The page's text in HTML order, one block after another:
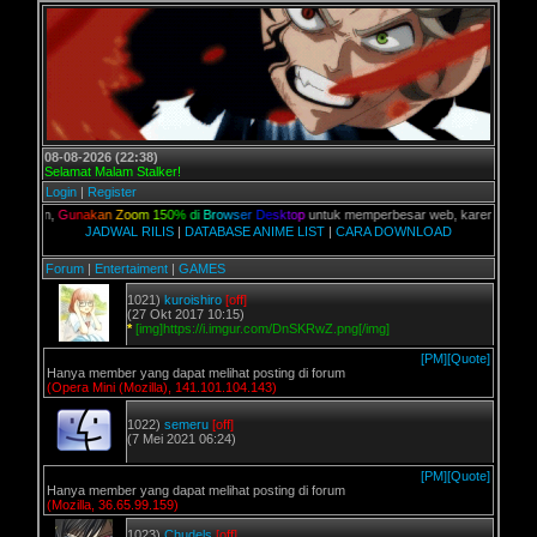
08-08-2026 (22:38)
Selamat Malam Stalker!
Login | Register
Gu nakan Zoom 150 % di Bro wser Desktopuntuk memperbesar web, karena aslinya
JADWAL RILIS | DATABASE ANIME LIST | CARA DOWNLOAD
Forum | Entertaiment | GAMES
1021) kuroishiro [off]
(27 Okt 2017 10:15)
* [img]https://i.imgur.com/DnSKRwZ.png[/img]
[PM][Quote]
Hanya member yang dapat melihat posting di forum
(Opera Mini (Mozilla), 141.101.104.143)
1022) semeru [off]
(7 Mei 2021 06:24)
[PM][Quote]
Hanya member yang dapat melihat posting di forum
(Mozilla, 36.65.99.159)